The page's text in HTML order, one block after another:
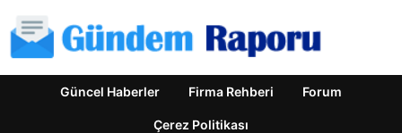
Güncel Haberler Firma Rehberi Forum
Çerez Politikası